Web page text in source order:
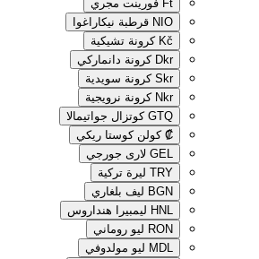
Ft فورينت مجري
NIO قرطبة نيكاراغوا
Kč كرونة تشيكية
Dkr كرونة دانماركي
Skr كرونة سويدية
Nkr كرونة نرويجية
GTQ كوتزال جواتيمالا
₡ كولن كوستا ريكي
GEL لارى جورجي
TRY ليرة تركية
BGN ليف بلغاري
HNL ليمبيرا هنداروس
RON ليو روماني
MDL ليو مولدوفي